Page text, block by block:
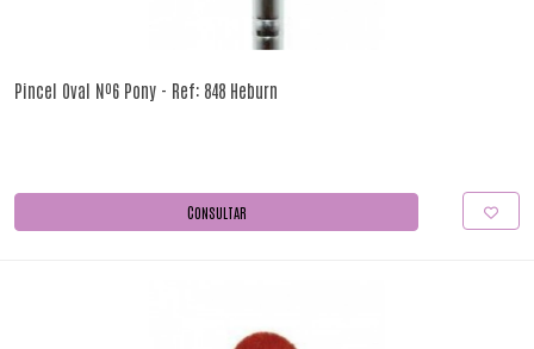
Pincel Oval Nº6 Pony - Ref: 848 Heburn
CONSULTAR